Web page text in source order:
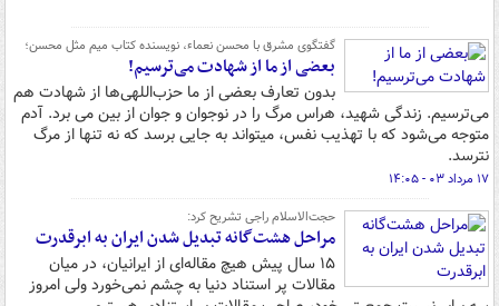
گفتگوی مشرق با محسن نعماء، نویسنده کتاب میم مثل محسن؛
بعضی از ما از شهادت می‌ترسیم!
بدون تعارف بعضی از ما حزب‌اللهی‌ها از شهادت هم
می‌ترسیم. زندگی شهید، هراس مرگ را در نوجوان و جوان‌ از بین می برد. آدم
متوجه می‌شود که با تهذیب نفس، میتواند به جایی برسد که نه تنها از مرگ
نترسد.
۱۷ مرداد ۰۳ - ۱۴:۰۵
حجت‌الاسلام راجی تشریح کرد:
مراحل هشت‌گانه تبدیل شدن ایران به ابرقدرت
۱۵ سال پیش هیچ مقاله‌ای از ایرانیان، در میان
مقالات پر استناد دنیا به چشم نمی‌خورد ولی امروز